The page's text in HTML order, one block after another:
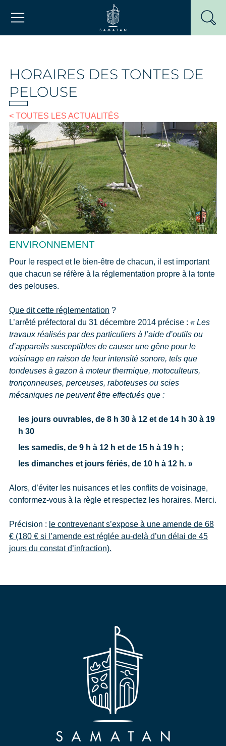
Mairie de Samatan
HORAIRES DES TONTES DE
PELOUSE
< TOUTES LES ACTUALITÉS
ENVIRONNEMENT
Pour le respect et le bien-être de chacun, il est important
que chacun se réfère à la réglementation propre à la tonte
des pelouses.
Que dit cette réglementation ?
L’arrêté préfectoral du 31 décembre 2014 précise : « Les
travaux réalisés par des particuliers à l’aide d’outils ou
d’appareils susceptibles de causer une gêne pour le
voisinage en raison de leur intensité sonore, tels que
tondeuses à gazon à moteur thermique, motoculteurs,
tronçonneuses, perceuses, raboteuses ou scies
mécaniques ne peuvent être effectués que :
les jours ouvrables, de 8 h 30 à 12 et de 14 h 30 à 19
h 30
les samedis, de 9 h à 12 h et de 15 h à 19 h ;
les dimanches et jours fériés, de 10 h à 12 h. »
Alors, d’éviter les nuisances et les conflits de voisinage,
conformez-vous à la règle et respectez les horaires. Merci.
Précision : le contrevenant s’expose à une amende de 68
€ (180 € si l’amende est réglée au-delà d’un délai de 45
jours du constat d’infraction).